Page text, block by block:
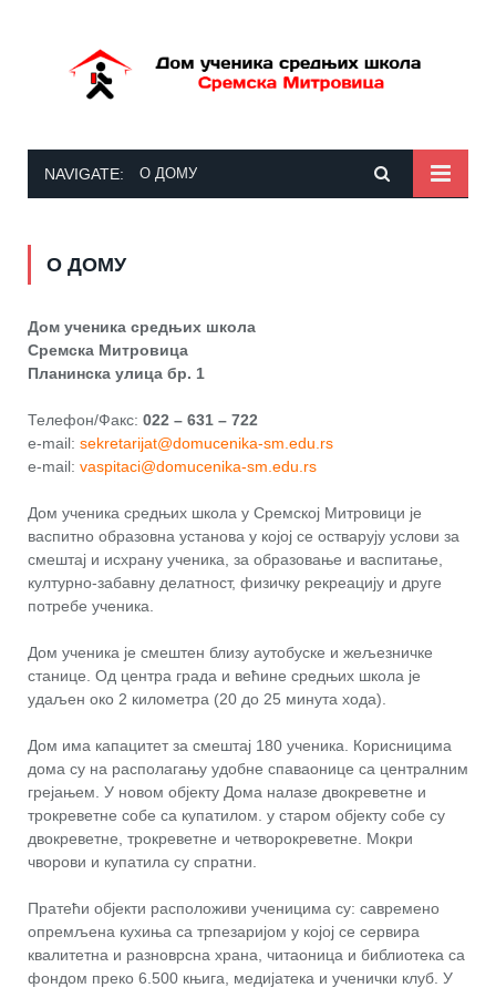
NAVIGATE: О ДОМУ
О ДОМУ
Дом ученика средњих школа
Сремска Митровица
Планинска улица бр. 1
Телефон/Факс: 022 – 631 – 722
e-mail: sekretarijat@domucenika-sm.edu.rs
e-mail: vaspitaci@domucenika-sm.edu.rs
Дом ученика средњих школа у Сремској Митровици је
васпитно образовна установа у којој се остварују услови за
смештај и исхрану ученика, за образовање и васпитање,
културно-забавну делатност, физичку рекреацију и друге
потребе ученика.
Дом ученика је смештен близу аутобуске и жељезничке
станице. Од центра града и већине средњих школа је
удаљен око 2 километра (20 до 25 минута хода).
Дом има капацитет за смештај 180 ученика. Корисницима
дома су на располагању удобне спаваонице са централним
грејањем. У новом објекту Дома налазе двокреветне и
трокреветне собе са купатилом. у старом објекту собе су
двокреветне, трокреветне и четворокреветне. Мокри
чворови и купатила су спратни.
Пратећи објекти расположиви ученицима су: савремено
опремљена кухиња са трпезаријом у којој се сервира
квалитетна и разноврсна храна, читаоница и библиотека са
фондом преко 6.500 књига, медијатека и ученички клуб. У